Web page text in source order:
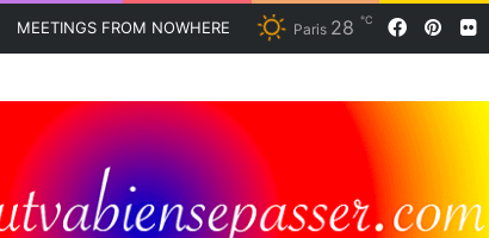
MEETINGS FROM NOWHERE Paris 28 ℃